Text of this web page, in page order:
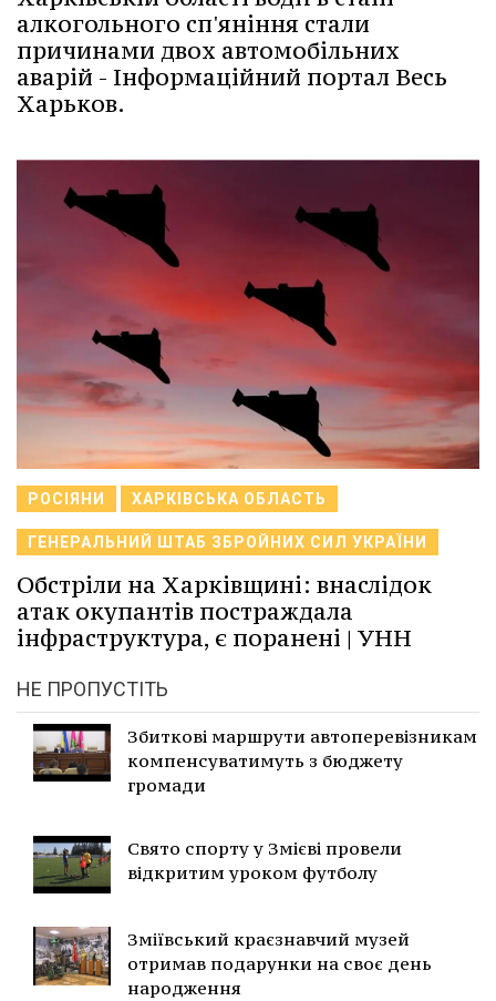
алкогольного сп'яніння стали
причинами двох автомобільних
аварій - Інформаційний портал Весь
Харьков.
РОСІЯНИ ХАРКІВСЬКА ОБЛАСТЬ
ГЕНЕРАЛЬНИЙ ШТАБ ЗБРОЙНИХ СИЛ УКРАЇНИ
Обстріли на Харківщині: внаслідок
атак окупантів постраждала
інфраструктура, є поранені | УНН
НЕ ПРОПУСТІТЬ
Збиткові маршрути автоперевізникам
компенсуватимуть з бюджету
громади
Свято спорту у Змієві провели
відкритим уроком футболу
Зміївський краєзнавчий музей
отримав подарунки на своє день
народження